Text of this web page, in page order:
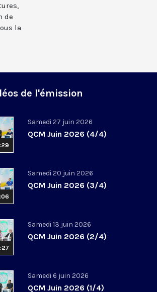
de
la
de l'émission
Samedi 27 juin 2026
QCM Juin 2026 (4/4)
Samedi 20 juin 2026
QCM Juin 2026 (3/4)
Samedi 13 juin 2026
QCM Juin 2026 (2/4)
Samedi 6 juin 2026
QCM Juin 2026 (1/4)